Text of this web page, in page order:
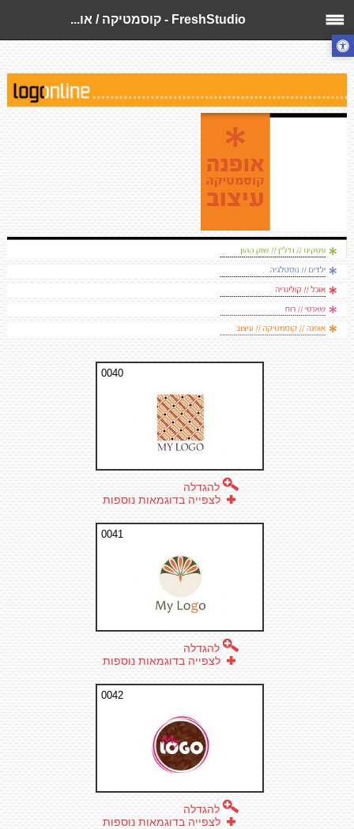
FreshStudio - קוסמטיקה / או...
0040
להגדלה
לצפייה בדוגמאות נוספות
0041
להגדלה
לצפייה בדוגמאות נוספות
0042
להגדלה
לצפייה בדוגמאות נוספות